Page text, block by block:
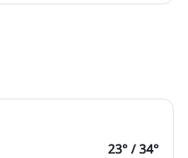
23° /34°